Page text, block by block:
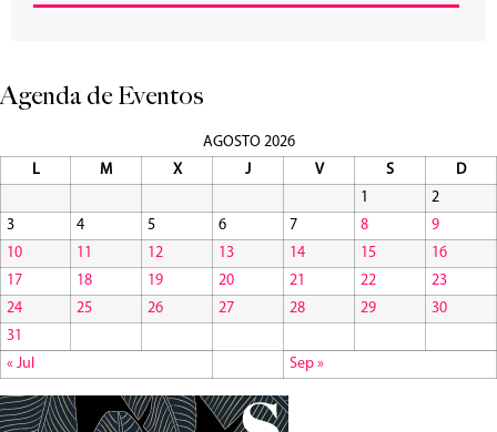
Agenda de Eventos
AGOSTO 2026
L
M X J V S
D
1
2
3
4 5 6 7 8
9
10
11 12 13 14 15
16
17
18 19 20 21 22
23
24
25 26 27 28 29
30
31
« Jul
Sep »